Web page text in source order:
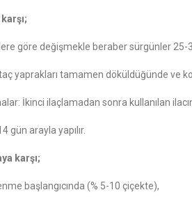
göre değişmekle beraber sürgünler 25-
yaprakları tamamen döküldüğünde ve
İkinci ilaçlamadan sonra kullanılan
gün arayla yapılır.
karşı;
başlangıcında (% 5-10 çiçekte),